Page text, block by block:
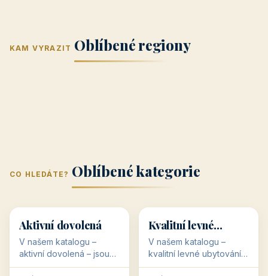
KAM VYRAZIT Oblíbené regiony
(Jihomoravský
kraj)
kraj)
Zlínský kraj Žilinský
Karlovarský
Střední Čechy
(Středočeský
CO HLEDÁTE? Oblíbené kategorie
🥾 36 objektů
Aktivní dovolená
V našem katalogu –
aktivní dovolená – jsou
pro Vás připraveny
💰
💰
34 objektů
Kvalitní levné
ubytování
V našem katalogu –
kvalitní levné ubytování –
jsou pro Vás připraveny